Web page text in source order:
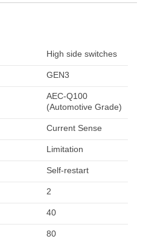
High side switches
GEN3
AEC-Q100
(Automotive Grade)
Current Sense
Limitation
Self-restart
2
40
80